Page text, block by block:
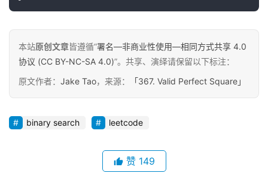
创
业
动
态
本站原创文章皆遵循“署名—非商业性使用—相同方式共享 4.0
协议 (CC BY-NC-SA 4.0)”。共享、演绎请保留以下标注：
原文作者： Jake Tao，来源： 「367. Valid Perfect Square」
binary search leetcode
赞 149